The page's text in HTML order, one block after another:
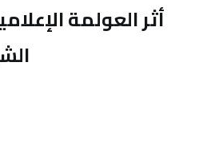
أثر العولمة